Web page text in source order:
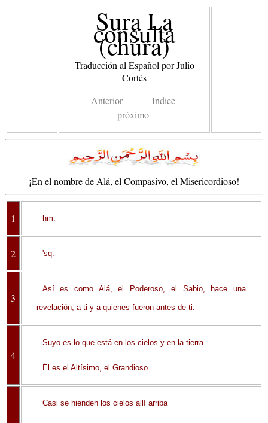
Sura La
consulta
(chúra)
Traducción al Español por Julio
Cortés
Anterior
Indice
próximo
¡En el nombre de Alá, el Compasivo, el Misericordioso!
1 hm.
2 'sq.
3
Así es como Alá, el Poderoso, el Sabio, hace una
revelación, a ti y a quienes fueron antes de ti.
4
Suyo es lo que está en los cielos y en la tierra.
Él es el Altísimo, el Grandioso.
Casi se hienden los cielos allí arriba